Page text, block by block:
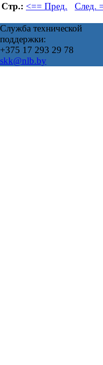
Стр.: <== Пред. След.
Служба технической
поддержки:
+375 17 293 29 78
skk@nlb.by